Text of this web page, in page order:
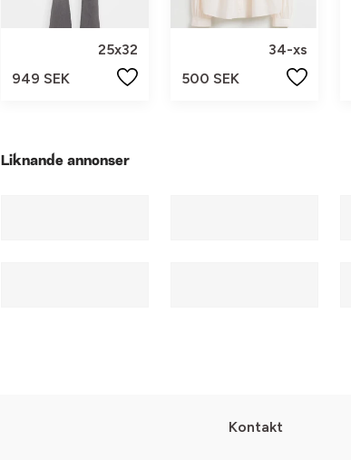
25x32
949 SEK
34-xs
500 SEK
Liknande annonser
Kontakt